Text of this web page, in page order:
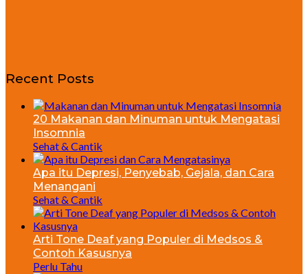
Recent Posts
20 Makanan dan Minuman untuk Mengatasi
Insomnia
Sehat & Cantik
Apa itu Depresi, Penyebab, Gejala, dan Cara
Menangani
Sehat & Cantik
Arti Tone Deaf yang Populer di Medsos &
Contoh Kasusnya
Perlu Tahu